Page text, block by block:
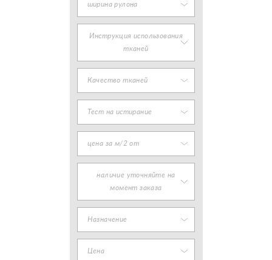
ширина рулона
Инструкция использования
тканей
Качество тканей
Тест на истирание
цена за м/2 от
наличие уточняйте на
момент заказа
Назначение
Цена